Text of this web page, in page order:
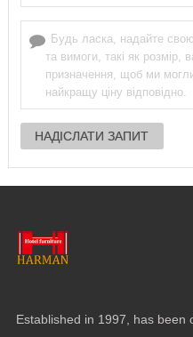
Established in 1997, has been